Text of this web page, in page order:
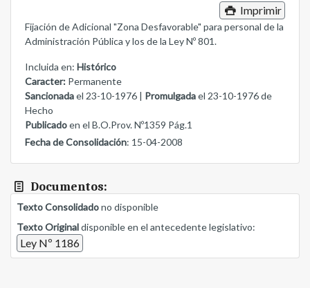
Imprimir
Fijación de Adicional "Zona Desfavorable" para personal de la
Administración Pública y los de la Ley Nº 801.
Incluida en: Histórico
Caracter: Permanente
Sancionadael 23-10-1976 | Promulgadael 23-10-1976 de
Hecho
Publicadoen el B.O.Prov. Nº1359 Pág.1
Fecha de Consolidación: 15-04-2008
Documentos:
Texto Consolidadono disponible
Texto Originaldisponible en el antecedente legislativo:
Ley Nº 1186